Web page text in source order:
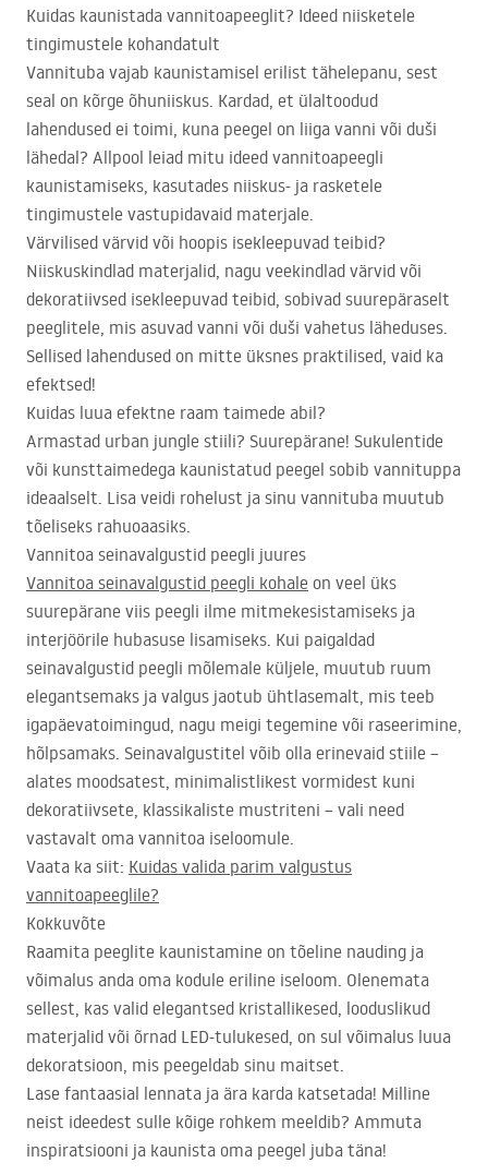
Kuidas kaunistada vannitoapeeglit? Ideed niisketele
tingimustele kohandatult
Vannituba vajab kaunistamisel erilist tähelepanu, sest
seal on kõrge õhuniiskus. Kardad, et ülaltoodud
lahendused ei toimi, kuna peegel on liiga vanni või duši
lähedal? Allpool leiad mitu ideed vannitoapeegli
kaunistamiseks, kasutades niiskus- ja rasketele
tingimustele vastupidavaid materjale.
Värvilised värvid või hoopis isekleepuvad teibid?
Niiskuskindlad materjalid, nagu veekindlad värvid või
dekoratiivsed isekleepuvad teibid, sobivad suurepäraselt
peeglitele, mis asuvad vanni või duši vahetus läheduses.
Sellised lahendused on mitte üksnes praktilised, vaid ka
efektsed!
Kuidas luua efektne raam taimede abil?
Armastad urban jungle stiili? Suurepärane! Sukulentide
või kunsttaimedega kaunistatud peegel sobib vannituppa
ideaalselt. Lisa veidi rohelust ja sinu vannituba muutub
tõeliseks rahuoaasiks.
Vannitoa seinavalgustid peegli juures
Vannitoa seinavalgustid peegli kohale on veel üks
suurepärane viis peegli ilme mitmekesistamiseks ja
interjöörile hubasuse lisamiseks. Kui paigaldad
seinavalgustid peegli mõlemale küljele, muutub ruum
elegantsemaks ja valgus jaotub ühtlasemalt, mis teeb
igapäevatoimingud, nagu meigi tegemine või raseerimine,
hõlpsamaks. Seinavalgustitel võib olla erinevaid stiile –
alates moodsatest, minimalistlikest vormidest kuni
dekoratiivsete, klassikaliste mustriteni – vali need
vastavalt oma vannitoa iseloomule.
Vaata ka siit: Kuidas valida parim valgustus
vannitoapeeglile?
Kokkuvõte
Raamita peeglite kaunistamine on tõeline nauding ja
võimalus anda oma kodule eriline iseloom. Olenemata
sellest, kas valid elegantsed kristallikesed, looduslikud
materjalid või õrnad LED-tulukesed, on sul võimalus luua
dekoratsioon, mis peegeldab sinu maitset.
Lase fantaasial lennata ja ära karda katsetada! Milline
neist ideedest sulle kõige rohkem meeldib? Ammuta
inspiratsiooni ja kaunista oma peegel juba täna!